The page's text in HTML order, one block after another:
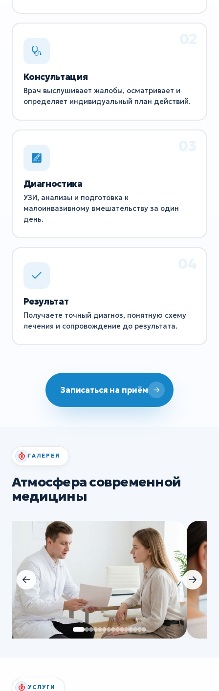
Консультация
Врач выслушивает жалобы, осматривает и
определяет индивидуальный план действий.
Диагностика
УЗИ, анализы и подготовка к
малоинвазивному вмешательству за один
день.
Результат
Получаете точный диагноз, понятную схему
лечения и сопровождение до результата.
Записаться на приём
ГАЛЕРЕЯ
Атмосфера современной
медицины
УСЛУГИ